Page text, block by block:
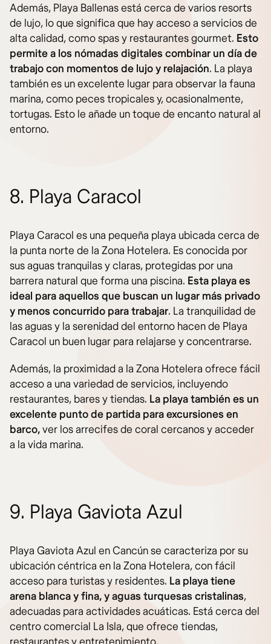
Además, Playa Ballenas está cerca de varios resorts
de lujo, lo que significa que hay acceso a servicios de
alta calidad, como spas y restaurantes gourmet. Esto
permite a los nómadas digitales combinar un día de
trabajo con momentos de lujo y relajación. La playa
también es un excelente lugar para observar la fauna
marina, como peces tropicales y, ocasionalmente,
tortugas. Esto le añade un toque de encanto natural al
entorno.
8. Playa Caracol
Playa Caracol es una pequeña playa ubicada cerca de
la punta norte de la Zona Hotelera. Es conocida por
sus aguas tranquilas y claras, protegidas por una
barrera natural que forma una piscina. Esta playa es
ideal para aquellos que buscan un lugar más privado
y menos concurrido para trabajar. La tranquilidad de
las aguas y la serenidad del entorno hacen de Playa
Caracol un buen lugar para relajarse y concentrarse.
Además, la proximidad a la Zona Hotelera ofrece fácil
acceso a una variedad de servicios, incluyendo
restaurantes, bares y tiendas. La playatambién es un
excelente punto de partida para excursiones en
barco,ver los arrecifes de coral cercanos y acceder
a la vida marina.
9. Playa Gaviota Azul
Playa Gaviota Azul en Cancún se caracteriza por su
ubicación céntrica en la Zona Hotelera, con fácil
acceso para turistas y residentes. La playa tiene
arena blanca y fina, y aguas turquesas cristalinas,
adecuadas para actividades acuáticas. Está cerca del
centro comercial La Isla, que ofrece tiendas,